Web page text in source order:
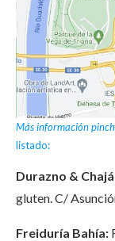
Más información
listado:
Durazno & Chajá
gluten. C/
Freiduría Bahía: